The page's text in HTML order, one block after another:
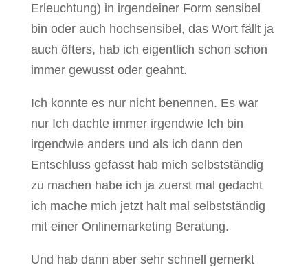
Erleuchtung) in irgendeiner Form sensibel
bin oder auch hochsensibel, das Wort fällt ja
auch öfters, hab ich eigentlich schon schon
immer gewusst oder geahnt.
Ich konnte es nur nicht benennen. Es war
nur Ich dachte immer irgendwie Ich bin
irgendwie anders und als ich dann den
Entschluss gefasst hab mich selbstständig
zu machen habe ich ja zuerst mal gedacht
ich mache mich jetzt halt mal selbstständig
mit einer Onlinemarketing Beratung.
Und hab dann aber sehr schnell gemerkt